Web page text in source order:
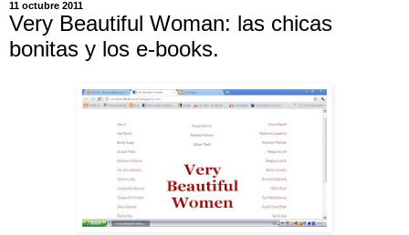
11 octubre 2011
Very Beautiful Woman: las chicas
bonitas y los e-books.